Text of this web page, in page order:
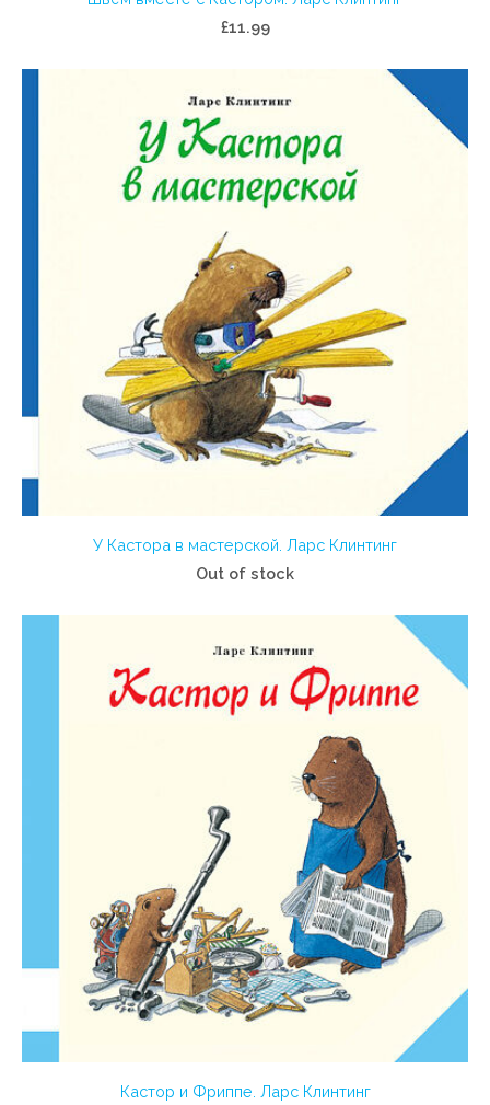
£11.99
У Кастора в мастерской. Ларс Клинтинг
Out of stock
Кастор и Фриппе. Ларс Клинтинг